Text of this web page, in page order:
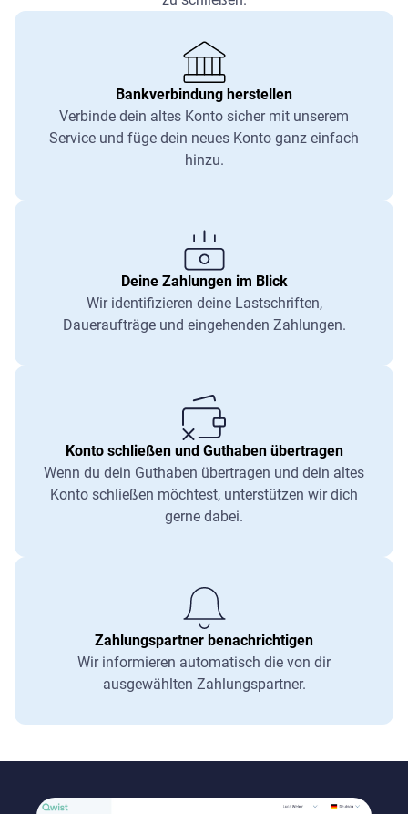
Bankverbindung herstellen
Verbinde dein altes Konto sicher mit unserem
Service und füge dein neues Konto ganz einfach
hinzu.
Deine Zahlungen im Blick
Wir identifizieren deine Lastschriften,
Daueraufträge und eingehenden Zahlungen.
Konto schließen und Guthaben übertragen
Wenn du dein Guthaben übertragen und dein altes
Konto schließen möchtest, unterstützen wir dich
gerne dabei.
Zahlungspartner benachrichtigen
Wir informieren automatisch die von dir
ausgewählten Zahlungspartner.